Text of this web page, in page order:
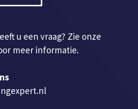
u een vraag? Zie onze
meer informatie.